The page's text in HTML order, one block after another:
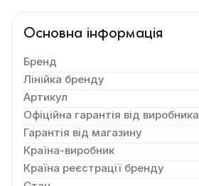
Основна інформація
Бренд
Лінійка бренду
Артикул
Офіційна гарантія від виробника
Гарантія від магазину
Країна-виробник
Країна реєстрації бренду